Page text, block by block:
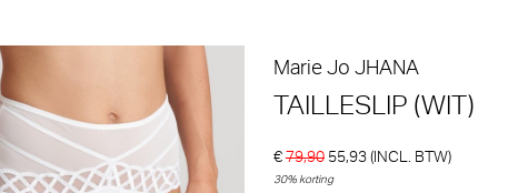
deze producten ook
Marie Jo JHANA
TAILLESLIP (WIT)
€79,90 55,93(INCL. BTW)
30% korting